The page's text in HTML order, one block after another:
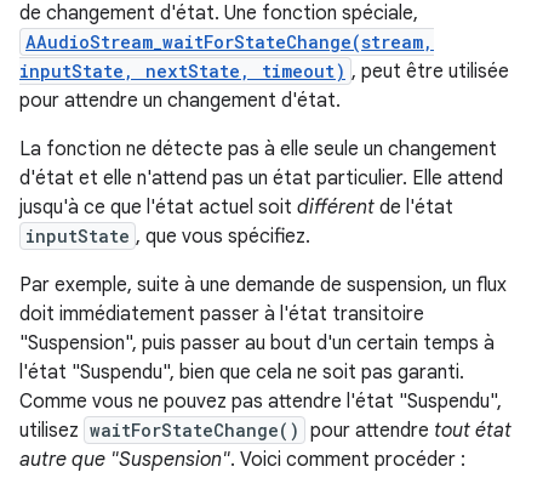
de changement d'état. Une fonction spéciale,
AAudioStream_waitForStateChange(stream,
inputState, nextState, timeout) , peut être utilisée
pour attendre un changement d'état.
La fonction ne détecte pas à elle seule un changement
d'état et elle n'attend pas un état particulier. Elle attend
jusqu'à ce que l'état actuel soit différent de l'état
inputState , que vous spécifiez.
Par exemple, suite à une demande de suspension, un flux
doit immédiatement passer à l'état transitoire
"Suspension", puis passer au bout d'un certain temps à
l'état "Suspendu", bien que cela ne soit pas garanti.
Comme vous ne pouvez pas attendre l'état "Suspendu",
utilisez waitForStateChange() pour attendre tout état
autre que "Suspension". Voici comment procéder :